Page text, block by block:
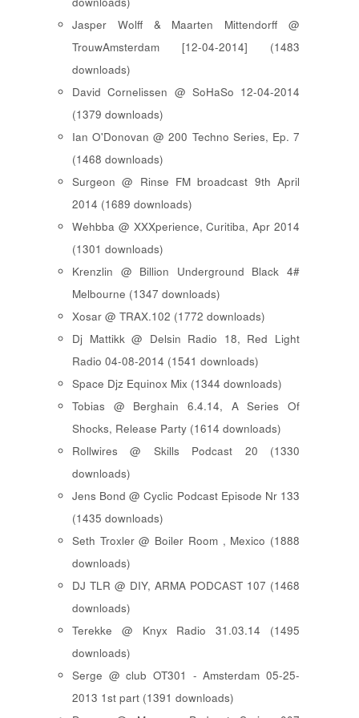
Jasper Wolff & Maarten Mittendorff @
TrouwAmsterdam [12-04-2014] (1483
downloads)
David Cornelissen @ SoHaSo 12-04-2014
(1379 downloads)
Ian O'Donovan @ 200 Techno Series, Ep. 7
(1468 downloads)
Surgeon @ Rinse FM broadcast 9th April
2014 (1689 downloads)
Wehbba @ XXXperience, Curitiba, Apr 2014
(1301 downloads)
Krenzlin @ Billion Underground Black 4#
Melbourne (1347 downloads)
Xosar @ TRAX.102 (1772 downloads)
Dj Mattikk @ Delsin Radio 18, Red Light
Radio 04-08-2014 (1541 downloads)
Space Djz Equinox Mix (1344 downloads)
Tobias @ Berghain 6.4.14, A Series Of
Shocks, Release Party (1614 downloads)
Rollwires @ Skills Podcast 20 (1330
downloads)
Jens Bond @ Cyclic Podcast Episode Nr 133
(1435 downloads)
Seth Troxler @ Boiler Room , Mexico (1888
downloads)
DJ TLR @ DIY, ARMA PODCAST 107 (1468
downloads)
Terekke @ Knyx Radio 31.03.14 (1495
downloads)
Serge @ club OT301 - Amsterdam 05-25-
2013 1st part (1391 downloads)